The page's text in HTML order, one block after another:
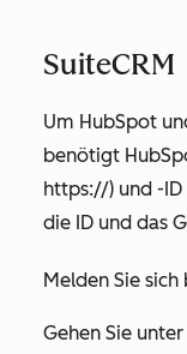
SuiteCRM
Um HubSpot
benötigt
https://) und -
die ID und das
Melden Sie
Gehen Sie unter